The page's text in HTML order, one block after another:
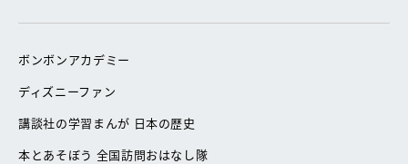
ボンボンアカデミー
ディズニーファン
講談社の学習まんが 日本の歴史
本とあそぼう 全国訪問おはなし隊